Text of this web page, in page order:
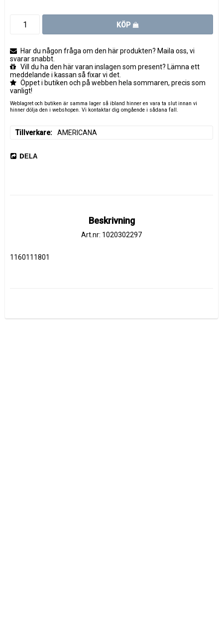
KÖP
Har du någon fråga om den här produkten? Maila oss, vi
svarar snabbt.
Vill du ha den här varan inslagen som present? Lämna ett
meddelande i kassan så fixar vi det.
Öppet i butiken och på webben hela sommaren, precis som
vanligt!
Weblagret och butiken är samma lager så ibland hinner en vara ta slut innan vi
hinner dölja den i webshopen. Vi kontaktar dig omgående i sådana fall.
Tillverkare AMERICANA
DELA
Beskrivning
Art.nr: 1020302297
1160111801